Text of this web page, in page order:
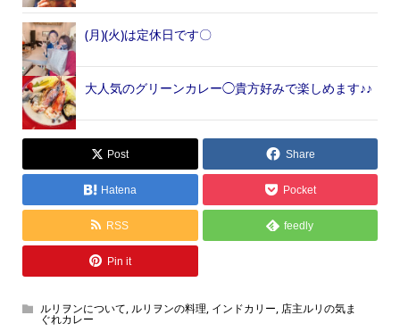
(月)(火)は定休日です〇
大人気のグリーンカレー◯貴方好みで楽しめます♪♪
Post Share
Hatena Pocket
RSS feedly
Pin it
ルリヲンについて, ルリヲンの料理, インドカリー, 店主ルリの気ま
ぐれカレー